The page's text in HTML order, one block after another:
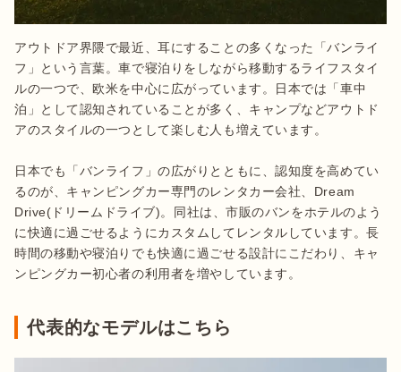
アウトドア界隈で最近、耳にすることの多くなった「バンライ
フ」という言葉。車で寝泊りをしながら移動するライフスタイ
ルの一つで、欧米を中心に広がっています。日本では「車中
泊」として認知されていることが多く、キャンプなどアウトド
アのスタイルの一つとして楽しむ人も増えています。
日本でも「バンライフ」の広がりとともに、認知度を高めてい
るのが、キャンピングカー専門のレンタカー会社、Dream
Drive(ドリームドライブ)。同社は、市販のバンをホテルのよう
に快適に過ごせるようにカスタムしてレンタルしています。長
時間の移動や寝泊りでも快適に過ごせる設計にこだわり、キャ
ンピングカー初心者の利用者を増やしています。
代表的なモデルはこちら